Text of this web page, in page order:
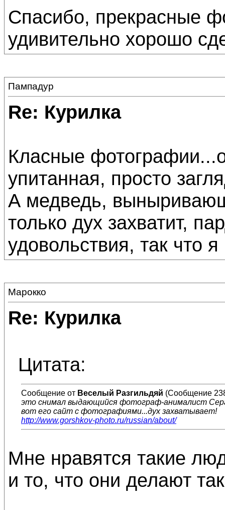
Спасибо, прекрасные
удивительно хорошо
Пампадур
Re: Курилка
Класные
упитанная, просто
А медведь,
только дух захватит,
удовольствия, так что
Марокко
Re: Курилка
Цитата:
Сообщение от Веселый Разгильдяй (Сообщение
это снимал выдающийся фотограф-анималист
вот его сайт с фотографиями...дух захватывает!
http://www.gorshkov-photo.ru/russian/about/
Мне нравятся такие
и то, что они делают